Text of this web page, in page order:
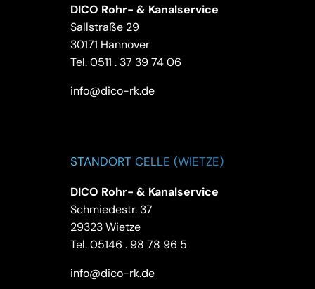
DICO Rohr- & Kanalservice
Sallstraße 29
30171 Hannover
Tel.0511 . 37 39 74 06
info@dico-rk.de
STANDORT CELLE (WIETZE)
DICO Rohr- & Kanalservice
Schmiedestr. 37
29323 Wietze
Tel.05146 . 98 78 96 5
info@dico-rk.de